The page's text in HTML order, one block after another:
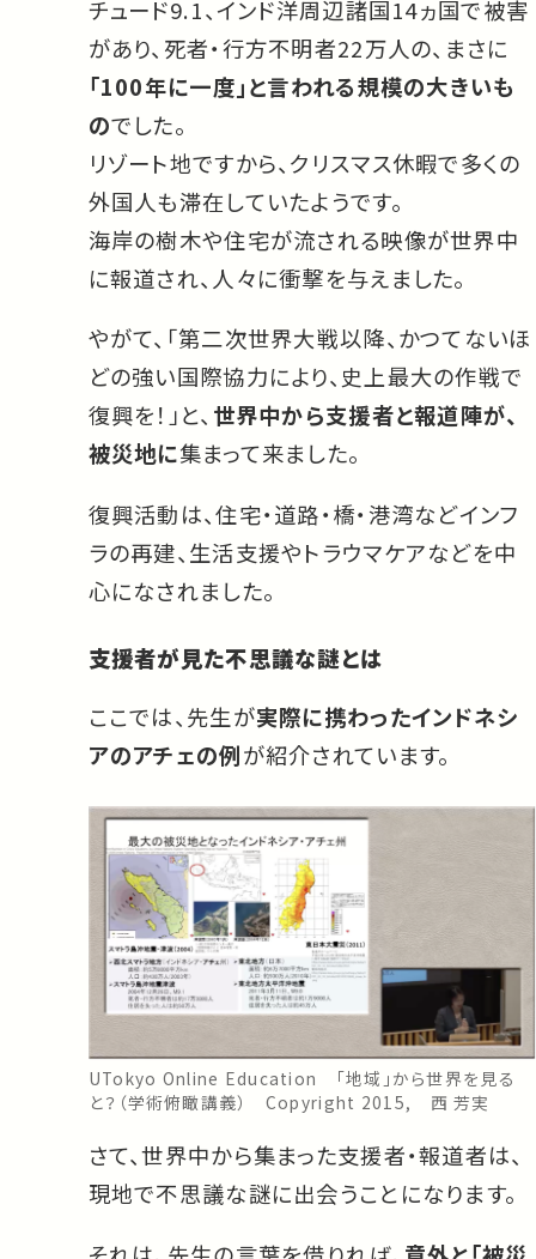
チュード9.1、インド洋周辺諸国14ヵ国で被害
があり、死者・行方不明者22万人の、まさに
「100年に一度」と言われる規模の大きいも
のでした。
リゾート地ですから、クリスマス休暇で多くの
外国人も滞在していたようです。
海岸の樹木や住宅が流される映像が世界中
に報道され、人々に衝撃を与えました。
やがて、「第二次世界大戦以降、かつてないほ
どの強い国際協力により、史上最大の作戦で
復興を！」と、 世界中から支援者と報道陣が、
被災地に集まって来ました。
復興活動は、住宅・道路・橋・港湾などインフ
ラの再建、生活支援やトラウマケアなどを中
心になされました。
支援者が見た不思議な謎とは
ここでは、先生が実際に携わったインドネシ
アのアチェの例が紹介されています。
UTokyo Online Education 「地域」から世界を見る
と？（学術俯瞰講義） Copyright 2015, 西 芳実
さて、世界中から集まった支援者・報道者は、
現地で不思議な謎に出会うことになります。